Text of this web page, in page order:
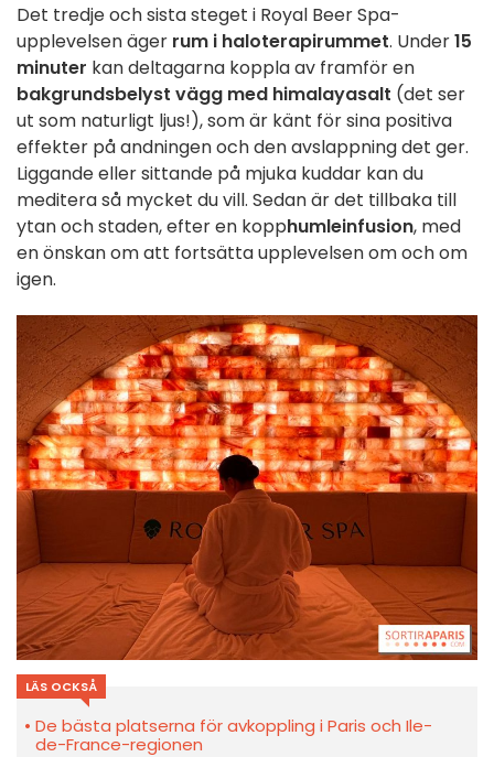
Det tredje och sista steget i Royal Beer Spa-
upplevelsen äger rum i haloterapirummet. Under15
minuter kan deltagarna koppla av framför en
bakgrundsbelyst vägg med himalayasalt (det ser
ut som naturligt ljus!), som är känt för sina positiva
effekter på andningen och den avslappning det ger.
Liggande eller sittande på mjuka kuddar kan du
meditera så mycket du vill. Sedan är det tillbaka till
ytan och staden, efter en kopphumleinfusion, med
en önskan om att fortsätta upplevelsen om och om
igen.
LÄS OCKSÅ
De bästa platserna för avkoppling i Paris och Ile-
de-France-regionen